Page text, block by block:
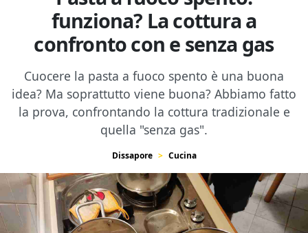
funziona? La cottura a
confronto con e senza gas
Cuocere la pasta a fuoco spento è una buona
idea? Ma soprattutto viene buona? Abbiamo fatto
la prova, confrontando la cottura tradizionale e
quella "senza gas".
Dissapore Cucina